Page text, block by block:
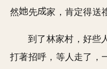
然
先 家，肯定得送
到了林家村，好些
打著招呼，等人走了，